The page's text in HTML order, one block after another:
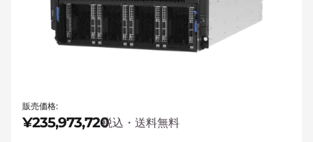
販売価格:
¥235,973,720税込・送料無料